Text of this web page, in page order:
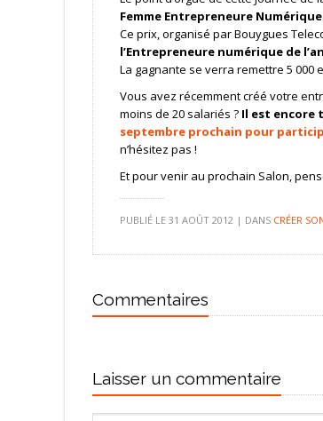
Femme Entrepreneure Numérique.
Ce prix, organisé par Bouygues
l’Entrepreneure numérique de
La gagnante se verra remettre 5 000
Vous avez récemment créé votre
moins de 20 salariés ? Il est encore
septembre prochain pour
n’hésitez pas !
Et pour venir au prochain Salon,
PUBLIÉ LE 31 AOÛT 2012 | DANS CRÉER
Commentaires
Laisser un commentaire